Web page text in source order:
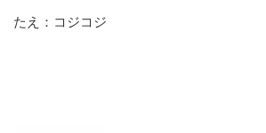
たえ：コジコジ